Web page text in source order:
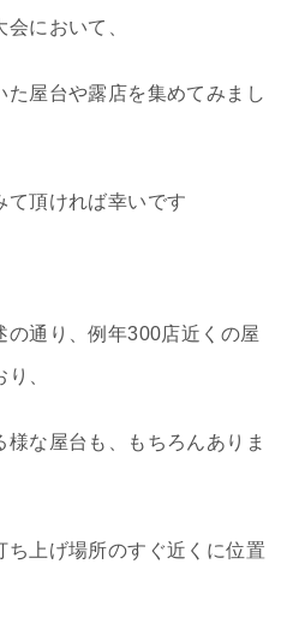
において、
屋台や露店を集めてみまし
て頂ければ幸いです
の通り、例年300店近くの屋
、
な屋台も、もちろんありま
ち上げ場所のすぐ近くに位置